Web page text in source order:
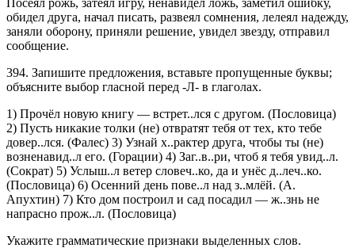
обидел друга, начал писать, развеял сомнения, лелеял надежду,
заняли оборону, приняли решение, увидел звезду, отправил
сообщение.
394. Запишите предложения, вставьте пропущенные буквы;
объясните выбор гласной перед -Л- в глаголах.
1) Прочёл новую книгу — встрет..лся с другом. (Пословица)
2) Пусть никакие толки (не) отвратят тебя от тех, кто тебе
довер..лся. (Фалес) 3) Узнай х..рактер друга, чтобы ты (не)
возненавид..л его. (Горации) 4) Заг..в..ри, чтоб я тебя увид..л.
(Сократ) 5) Услыш..л ветер словеч..ко, да и унёс д..леч..ко.
(Пословица) 6) Осенний день пове..л над з..млёй. (А.
Апухтин) 7) Кто дом построил и сад посадил — ж..знь не
напрасно прож..л. (Пословица)
Укажите грамматические признаки выделенных слов.